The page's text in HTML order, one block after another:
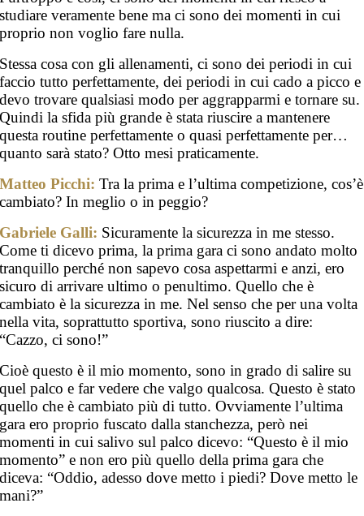
studiare veramente bene ma ci sono dei momenti in cui
proprio non voglio fare nulla.
Stessa cosa con gli allenamenti, ci sono dei periodi in cui
faccio tutto perfettamente, dei periodi in cui cado a picco e
devo trovare qualsiasi modo per aggrapparmi e tornare su.
Quindi la sfida più grande è stata riuscire a mantenere
questa routine perfettamente o quasi perfettamente per…
quanto sarà stato? Otto mesi praticamente.
Matteo Picchi: Tra la prima e l’ultima competizione, cos’è
cambiato? In meglio o in peggio?
Gabriele Galli: Sicuramente la sicurezza in me stesso.
Come ti dicevo prima, la prima gara ci sono andato molto
tranquillo perché non sapevo cosa aspettarmi e anzi, ero
sicuro di arrivare ultimo o penultimo. Quello che è
cambiato è la sicurezza in me. Nel senso che per una volta
nella vita, soprattutto sportiva, sono riuscito a dire:
“Cazzo, ci sono!”
Cioè questo è il mio momento, sono in grado di salire su
quel palco e far vedere che valgo qualcosa. Questo è stato
quello che è cambiato più di tutto. Ovviamente l’ultima
gara ero proprio fuscato dalla stanchezza, però nei
momenti in cui salivo sul palco dicevo: “Questo è il mio
momento” e non ero più quello della prima gara che
diceva: “Oddio, adesso dove metto i piedi? Dove metto le
mani?”